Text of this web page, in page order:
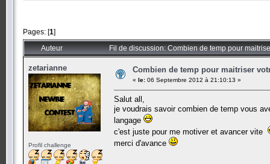
Pages: [1]
Auteur Fil de discussion: Combien de temp pour
zetarianne
Profil challenge
Combien de temp pour maitriser
« le: 06 Septembre 2012 à 21:10:13 »
Salut all,
je voudrais savoir combien de temp vous
langage
c'est juste pour me motiver et avancer vite
merci d'avance